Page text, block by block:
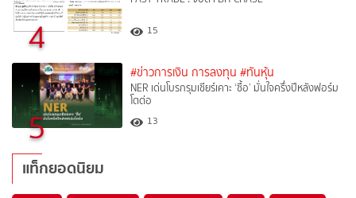
4 15
5
#ข่าวการเงิน การลงทุน #ทันหุ้น
NER เด่นโบรกรุมเชียร์เคาะ ‘ซื้อ’ มั่นใจครึ่งปีหลังฟอร์ม
โตต่อ
13
แท็กยอดนิยม